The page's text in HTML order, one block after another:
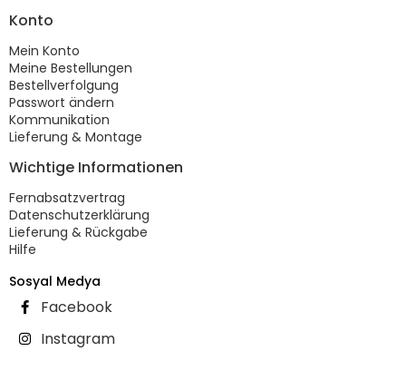
Konto
Mein Konto
Meine Bestellungen
Bestellverfolgung
Passwort ändern
Kommunikation
Lieferung & Montage
Wichtige Informationen
Fernabsatzvertrag
Datenschutzerklärung
Lieferung & Rückgabe
Hilfe
Sosyal Medya
Facebook
Instagram